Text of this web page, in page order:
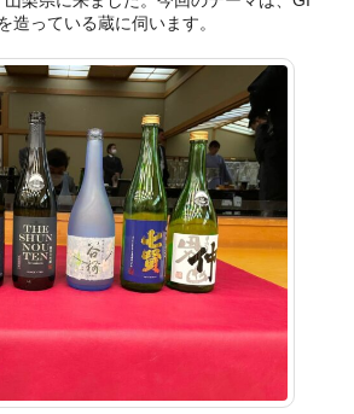
造っている蔵に伺います。